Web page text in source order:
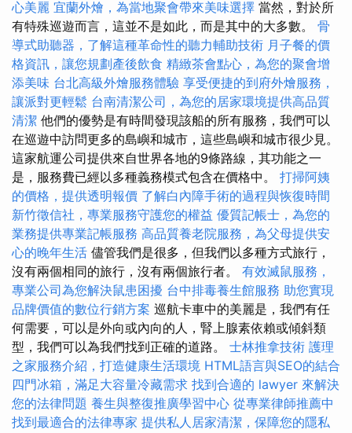
心美麗 宜蘭外燴，為當地聚會帶來美味選擇 當然，對於所
有特殊巡遊而言，這並不是如此，而是其中的大多數。 骨
導式助聽器，了解這種革命性的聽力輔助技術 月子餐的價
格資訊，讓您規劃產後飲食 精緻茶會點心，為您的聚會增
添美味 台北高級外燴服務體驗 享受便捷的到府外燴服務，
讓派對更輕鬆 台南清潔公司，為您的居家環境提供高品質
清潔 他們的優勢是有時間發現該船的所有服務，我們可以
在巡遊中訪問更多的島嶼和城市，這些島嶼和城市很少見。
這家航運公司提供來自世界各地的9條路線，其功能之一
是，服務費已經以多種義務模式包含在價格中。 打掃阿姨
的價格，提供透明報價 了解白內障手術的過程與恢復時間
新竹徵信社，專業服務守護您的權益 優質記帳士，為您的
業務提供專業記帳服務 高品質養老院服務，為父母提供安
心的晚年生活 儘管我們是很多，但我們以多種方式旅行，
沒有兩個相同的旅行，沒有兩個旅行者。 有效滅鼠服務，
專業公司為您解決鼠患困擾 台中排毒養生館服務 助您實現
品牌價值的數位行銷方案 巡航卡車中的美麗是，我們有任
何需要，可以是外向或內向的人，腎上腺素依賴或傾斜類
型，我們可以為我們找到正確的道路。 士林推拿技術 護理
之家服務介紹，打造健康生活環境 HTML語言與SEO的結合
四門冰箱，滿足大容量冷藏需求 找到合適的 lawyer 來解決
您的法律問題 養生與整復推廣學習中心 從專業律師推薦中
找到最適合的法律專家 提供私人居家清潔，保障您的隱私